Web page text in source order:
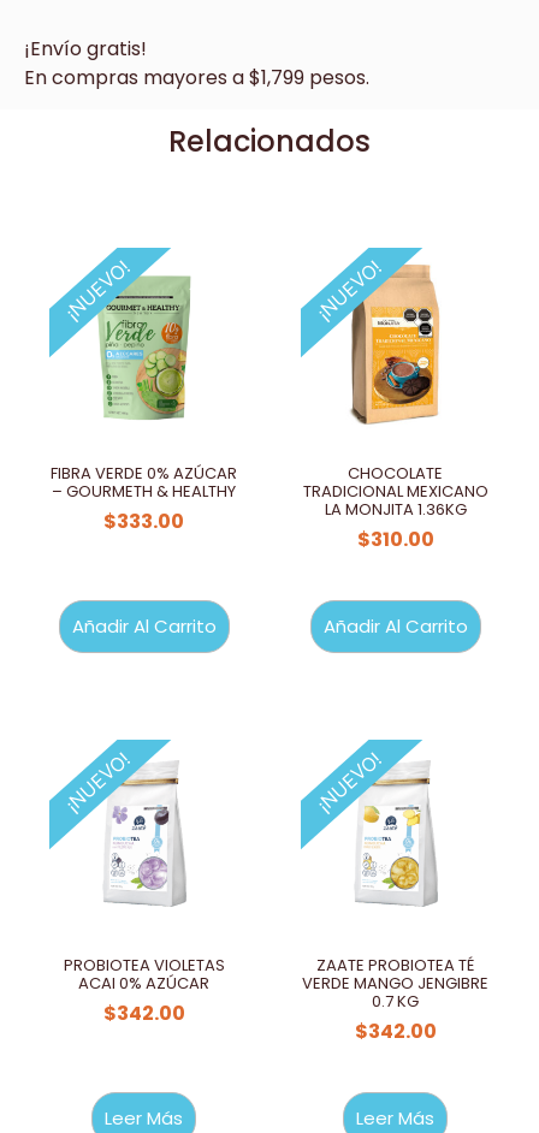
¡Envío gratis!
En compras mayores a $1,799 pesos.
Relacionados
¡NUEVO!
FIBRA VERDE 0% AZÚCAR
– GOURMETH & HEALTHY
$333.00
Añadir Al Carrito
¡NUEVO!
CHOCOLATE
TRADICIONAL MEXICANO
LA MONJITA 1.36KG
$310.00
Añadir Al Carrito
¡NUEVO!
PROBIOTEA VIOLETAS
ACAI 0% AZÚCAR
$342.00
Leer Más
¡NUEVO!
ZAATE PROBIOTEA TÉ
VERDE MANGO JENGIBRE
0.7 KG
$342.00
Leer Más